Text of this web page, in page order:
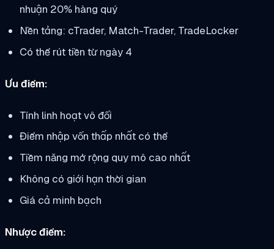
nhuận 20% hàng quý
Nền tảng: cTrader, Match-Trader, TradeLocker
Có thể rút tiền từ ngày 4
Ưu điểm:
Tính linh hoạt vô đối
Điểm nhập vốn thấp nhất có thể
Tiềm năng mở rộng quy mô cao nhất
Không có giới hạn thời gian
Giá cả minh bạch
Nhược điểm: